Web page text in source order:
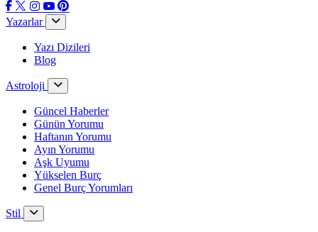
Yazarlar
Yazı Dizileri
Blog
Astroloji
Güncel Haberler
Günün Yorumu
Haftanın Yorumu
Ayın Yorumu
Aşk Uyumu
Yükselen Burç
Genel Burç Yorumları
Stil